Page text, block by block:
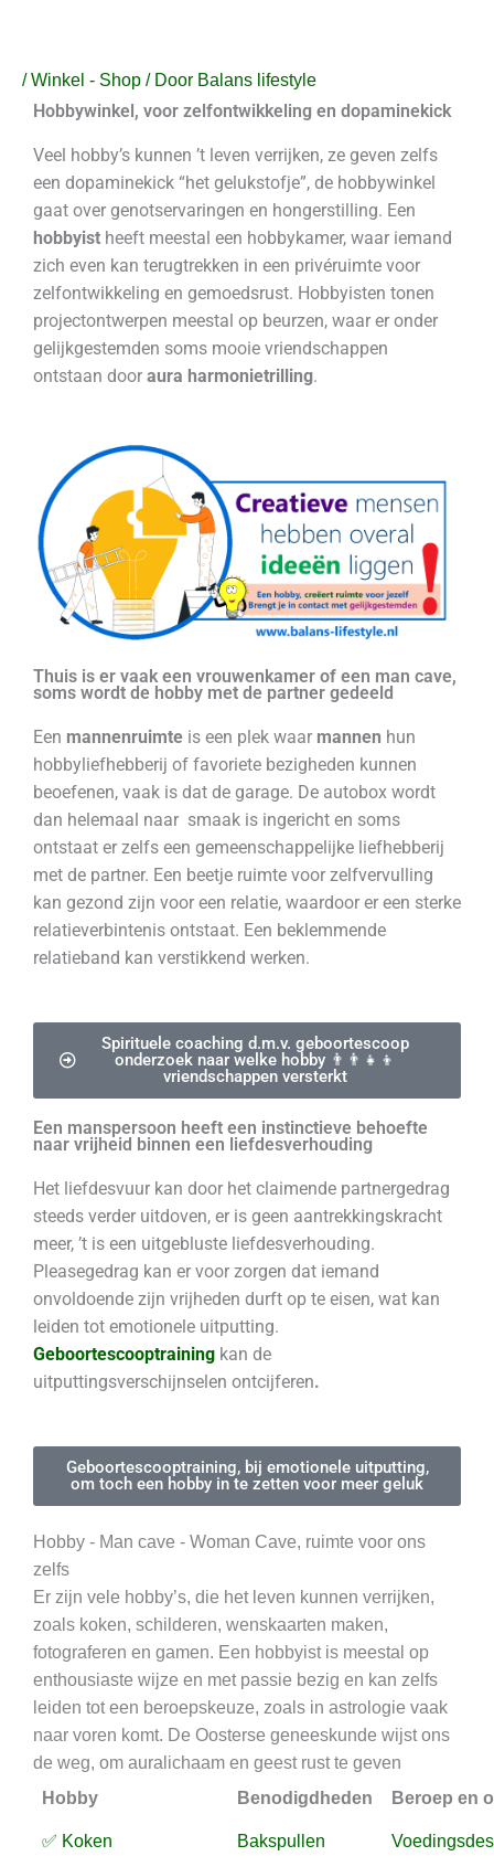
/Winkel - Shop / Door Balans lifestyle
Hobbywinkel, voor zelfontwikkeling en dopaminekick
Veel hobby’s kunnen ’t leven verrijken, ze geven zelfs
een dopaminekick “het gelukstofje”, de hobbywinkel
gaat over genotservaringen en hongerstilling. Een
hobbyist heeft meestal een hobbykamer, waar iemand
zich even kan terugtrekken in een privéruimte voor
zelfontwikkeling en gemoedsrust. Hobbyisten tonen
projectontwerpen meestal op beurzen, waar er onder
gelijkgestemden soms mooie vriendschappen
ontstaan door aura harmonietrilling.
Thuis is er vaak een vrouwenkamer of een man cave,
soms wordt de hobby met de partner gedeeld
Een mannenruimte is een plek waar mannen hun
hobbyliefhebberij of favoriete bezigheden kunnen
beoefenen, vaak is dat de garage. De autobox wordt
dan helemaal naar smaak is ingericht en soms
ontstaat er zelfs een gemeenschappelijke liefhebberij
met de partner. Een beetje ruimte voor zelfvervulling
kan gezond zijn voor een relatie, waardoor er een sterke
relatieverbintenis ontstaat. Een beklemmende
relatieband kan verstikkend werken.
Spirituele coaching d.m.v. geboortescoop
onderzoek naar welke hobby 👨‍👨‍👧‍👦
vriendschappen versterkt
Een manspersoon heeft een instinctieve behoefte
naar vrijheid binnen een liefdesverhouding
Het liefdesvuur kan door het claimende partnergedrag
steeds verder uitdoven, er is geen aantrekkingskracht
meer, ’t is een uitgebluste liefdesverhouding.
Pleasegedrag kan er voor zorgen dat iemand
onvoldoende zijn vrijheden durft op te eisen, wat kan
leiden tot emotionele uitputting.
Geboortescooptraining kan de
uitputtingsverschijnselen ontcijferen.
Geboortescooptraining, bij emotionele uitputting,
om toch een hobby in te zetten voor meer geluk
Hobby - Man cave - Woman Cave, ruimte voor ons
zelfs
Er zijn vele hobby’s, die het leven kunnen verrijken,
zoals koken, schilderen, wenskaarten maken,
fotograferen en gamen. Een hobbyist is meestal op
enthousiaste wijze en met passie bezig en kan zelfs
leiden tot een beroepskeuze, zoals in astrologie vaak
naar voren komt. De Oosterse geneeskunde wijst ons
de weg, om auralichaam en geest rust te geven
Hobby
Benodigdheden Beroep en
✅ Koken Bakspullen